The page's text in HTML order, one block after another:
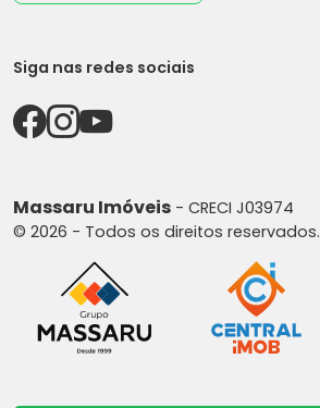
Siga nas redes sociais
Massaru Imóveis - CRECI J03974
© 2026 - Todos os direitos reservados.